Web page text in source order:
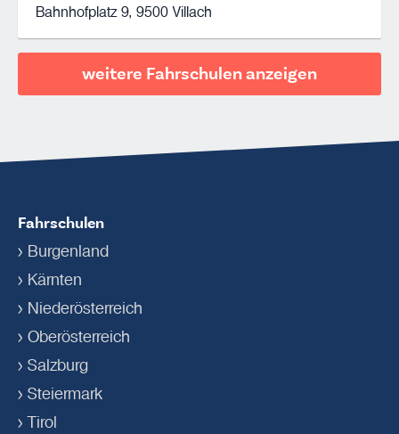
Bahnhofplatz 9, 9500 Villach
Fahrschulen
Burgenland
Kärnten
Niederösterreich
Oberösterreich
Salzburg
Steiermark
Tirol